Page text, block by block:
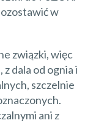
w
związki, więc
dala od ognia i
szczelnie
ani z